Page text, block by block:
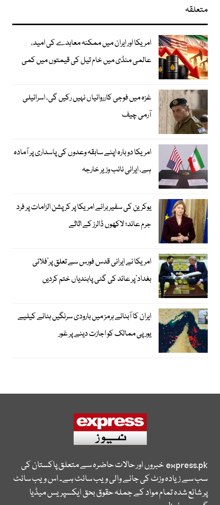
متعلقہ
امریکا اور ایران میں ممکنہ معاہدے کی امید،
عالمی منڈی میں خام تیل کی قیمتوں میں کمی
غزہ میں فوجی کارروائیاں نہیں رکیں گی، اسرائیلی
آرمی چیف
امریکا دوبارہ اپنے سابقہ وعدوں کی پاسداری پر آمادہ
ہے، ایرانی نائب وزیر خارجہ
یوکرین کی سفیر برائے امریکا پر کرپشن الزامات پر فرد
جرم عائد؛ لاکھوں ڈالرز کے اثاثے
امریکا نے ایرانی قدس فورس سے تعلق پر’فلائی
بغداد‘پر عائد کی گئی پابندیاں ختم کردیں
ایران کا آبنائے ہرمز میں بارودی سرنگیں ہٹانے کیلیے
یورپی ممالک کو اجازت دینے پر غور
express.pkخبروں اور حالات حاضرہ سے متعلق پاکستان کی
سب سے زیادہ وزٹ کی جانے والی ویب سائٹ ہے۔ اس ویب سائٹ
پر شائع شدہ تمام مواد کے جملہ حقوق بحق ایکسپریس میڈیا